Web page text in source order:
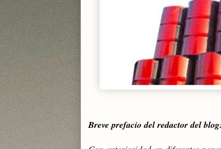
Breve prefacio del redactor del